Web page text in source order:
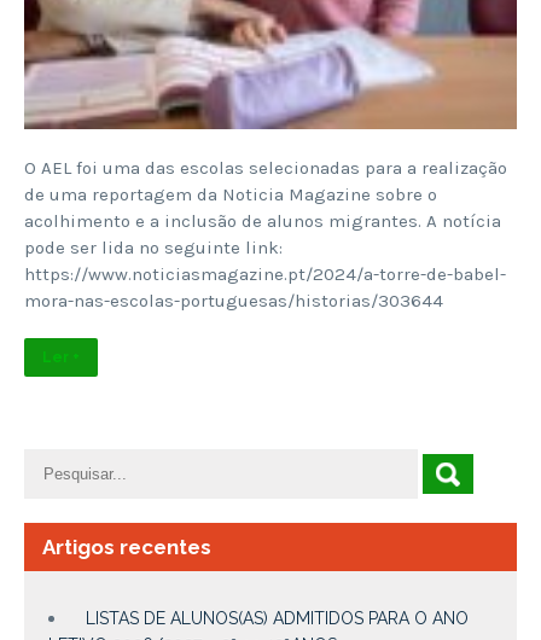
O AEL foi uma das escolas selecionadas para a realização
de uma reportagem da Noticia Magazine sobre o
acolhimento e a inclusão de alunos migrantes. A notícia
pode ser lida no seguinte link:
https://www.noticiasmagazine.pt/2024/a-torre-de-babel-
mora-nas-escolas-portuguesas/historias/303644
Ler +
Artigos recentes
LISTAS DE ALUNOS(AS) ADMITIDOS PARA O ANO